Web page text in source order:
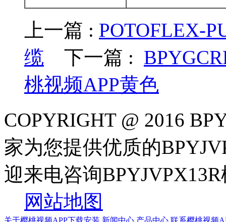
上一篇 : POTOFLEX-
缆 下一篇 :
桃视频APP黄色
COPYRIGHT @ 2016
家为您提供优质的
迎来电咨询
网站地图